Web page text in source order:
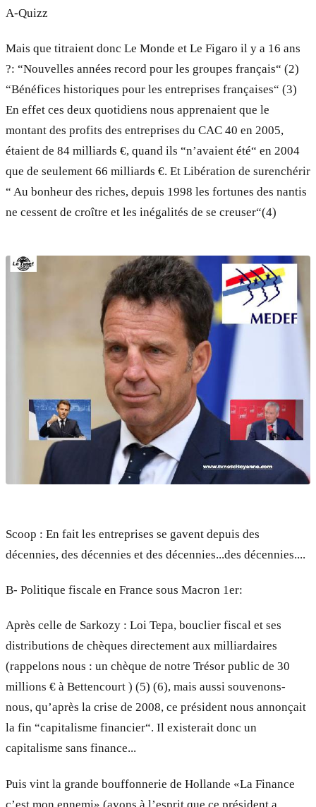
A-Quizz
Mais que titraient donc Le Monde et Le Figaro il y a 16 ans
?: “Nouvelles années record pour les groupes français“ (2)
“Bénéfices historiques pour les entreprises françaises“ (3)
En effet ces deux quotidiens nous apprenaient que le
montant des profits des entreprises du CAC 40 en 2005,
étaient de 84 milliards €, quand ils “n’avaient été“ en 2004
que de seulement 66 milliards €. Et Libération de surenchérir
“ Au bonheur des riches, depuis 1998 les fortunes des nantis
ne cessent de croître et les inégalités de se creuser“(4)
Scoop : En fait les entreprises se gavent depuis des
décennies, des décennies et des décennies...des décennies....
B- Politique fiscale en France sous Macron 1er:
Après celle de Sarkozy : Loi Tepa, bouclier fiscal et ses
distributions de chèques directement aux milliardaires
(rappelons nous : un chèque de notre Trésor public de 30
millions € à Bettencourt ) (5) (6), mais aussi souvenons-
nous, qu’après la crise de 2008, ce président nous annonçait
la fin “capitalisme financier“. Il existerait donc un
capitalisme sans finance...
Puis vint la grande bouffonnerie de Hollande «La Finance